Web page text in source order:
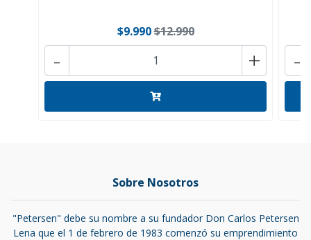
$9.990$12.990
+
- -
Sobre Nosotros
"Petersen" debe su nombre a su fundador Don Carlos Petersen
Lena que el 1 de febrero de 1983 comenzó su emprendimiento